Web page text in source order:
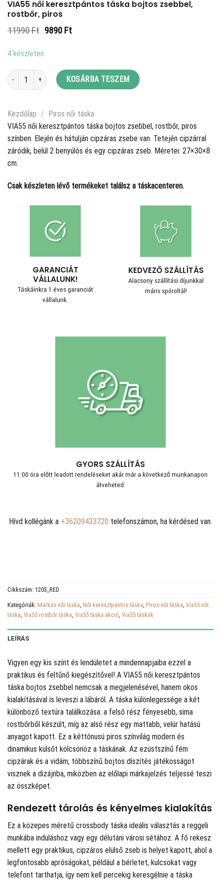
VIA55 női keresztpántos táska bojtos zsebbel,
rostbőr, piros
11990Ft Original
9890 FtCurrent
4 készleten
VIA55 női keresztpántos táska bojtos zsebbel, rostbőr, piros mennyiség
KOSÁRBA TESZEM
Kezdőlap /
Piros női táska
VIA55 női keresztpántos táska bojtos zsebbel, rostbőr, piros
színben. Elején és hátulján cipzáras zsebe van. Tetején cipzárral
záródik, belül 2 benyúlós és egy cipzáras zseb. Méretei: 27×30×8
cm.
Csak készleten lévő termékeket találsz a táskacenteren.
GARANCIÁT
VÁLLALUNK!
Táskáinkra 1 éves garanciát
vállalunk.
KEDVEZŐ SZÁLLÍTÁS
Alacsony szállítási díjunkkal
máris spóroltál!
GYORS SZÁLLÍTÁS
11:00 óra előtt leadott rendeléseket akár már a következő munkanapon
átveheted.
Hívd kollégánk a +36209433720 telefonszámon, ha kérdésed van.
Cikkszám: 1203_RED
Kategóriák: Márkás női táska, Női keresztpántos táska, Piros női táska, Via55 női
táska, Via55 rostbőr táska, Via55 táska akció, Via55 táskák
LEÍRÁS
Vigyen egy kis színt és lendületet a mindennapjaiba ezzel a
praktikus és feltűnő kiegészítővel! A VIA55 női keresztpántos
táska bojtos zsebbel nemcsak a megjelenésével, hanem okos
kialakításával is leveszi a lábáról. A táska különlegessége a két
különböző textúra találkozása: a felső rész fényesebb, sima
rostbőrből készült, míg az alsó rész egy mattabb, velúr hatású
anyagot kapott. Ez a kéttónusú piros színvilág modern és
dinamikus külsőt kölcsönöz a táskának. Az ezüstszínű fém
cipzárak és a vidám, többszínű bojtos díszítés játékosságot
visznek a dizájnba, miközben az előlapi márkajelzés teljessé teszi
az összképet.
Rendezett tárolás és kényelmes kialakítás
Ez a közepes méretű crossbody táska ideális választás a reggeli
munkába induláshoz vagy egy délutáni városi sétához. A fő rekesz
mellett egy praktikus, cipzáros elülső zseb is helyet kapott, ahol a
legfontosabb apróságokat, például a bérletet, kulcsokat vagy
telefont tarthatja, így nem kell percekig keresgélnie a táska